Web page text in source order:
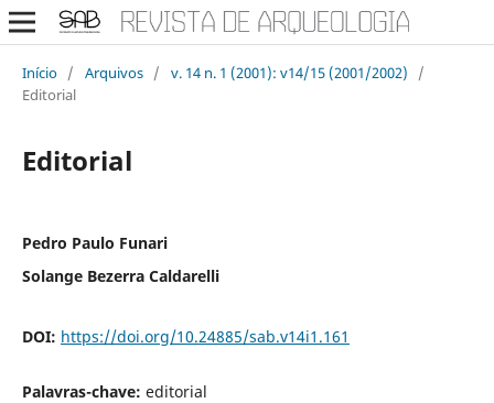
Início / Arquivos / v. 14 n. 1 (2001): v14/15 (2001/2002)
/
Editorial
Editorial
Pedro Paulo Funari
Solange Bezerra Caldarelli
DOI: https://doi.org/10.24885/sab.v14i1.161
Palavras-chave: editorial